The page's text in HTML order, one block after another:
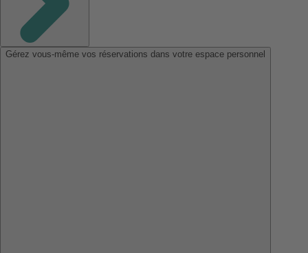
Gérez vous-même vos réservations dans votre espace personnel